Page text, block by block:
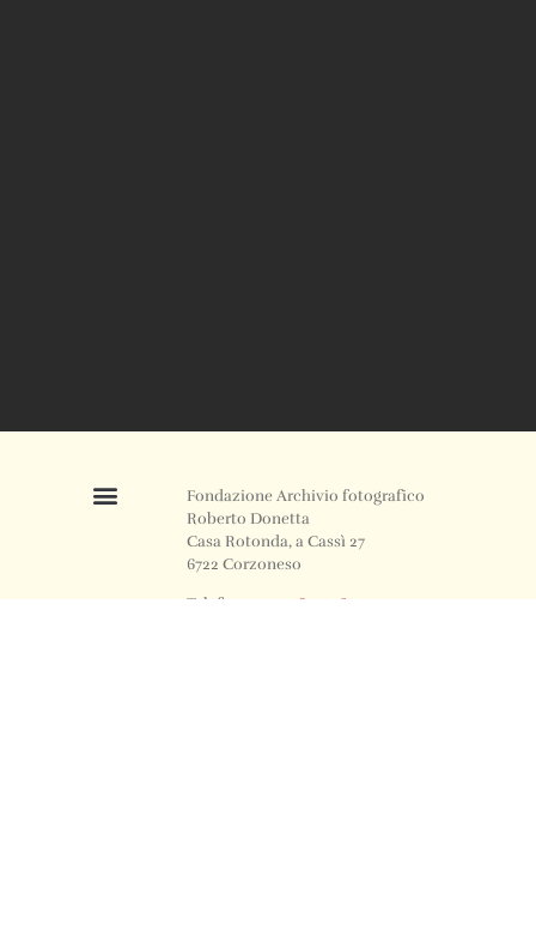
Fondazione Archivio fotografico
Roberto Donetta
Casa Rotonda, a Cassì 27
6722 Corzoneso
Telefono
+41 91 871 12 63